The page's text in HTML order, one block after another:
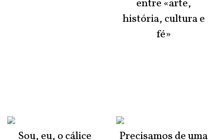
Sou, eu, o cálice
entre «arte,
história, cultura e
fé»
Precisamos de uma